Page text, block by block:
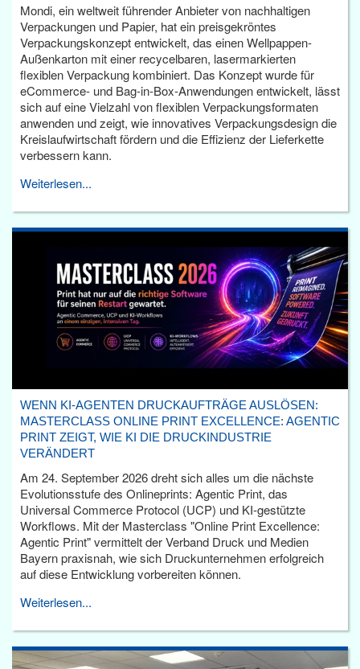
Mondi, ein weltweit führender Anbieter von nachhaltigen
Verpackungen und Papier, hat ein preisgekröntes
Verpackungskonzept entwickelt, das einen Wellpappen-
Außenkarton mit einer recycelbaren, lasermarkierten
flexiblen Verpackung kombiniert. Das Konzept wurde für
eCommerce- und Bag-in-Box-Anwendungen entwickelt, lässt
sich auf eine Vielzahl von flexiblen Verpackungsformaten
anwenden und zeigt, wie innovatives Verpackungsdesign die
Kreislaufwirtschaft fördern und die Effizienz der Lieferkette
verbessern kann.
Weiterlesen...
WENN KI-AGENTEN DRUCKAUFTRÄGE AUSLÖSEN:
MASTERCLASS ONLINE PRINT EXCELLENCE: AGENTIC
PRINT ZEIGT, WIE KI DIE DRUCKINDUSTRIE
VERÄNDERT
Am 24. September 2026 dreht sich alles um die nächste
Evolutionsstufe des Onlineprints: Agentic Print, das
Universal Commerce Protocol (UCP) und KI-gestützte
Workflows. Mit der Masterclass "Online Print Excellence:
Agentic Print" vermittelt der Verband Druck und Medien
Bayern praxisnah, wie sich Druckunternehmen erfolgreich
auf diese Entwicklung vorbereiten können.
Weiterlesen...